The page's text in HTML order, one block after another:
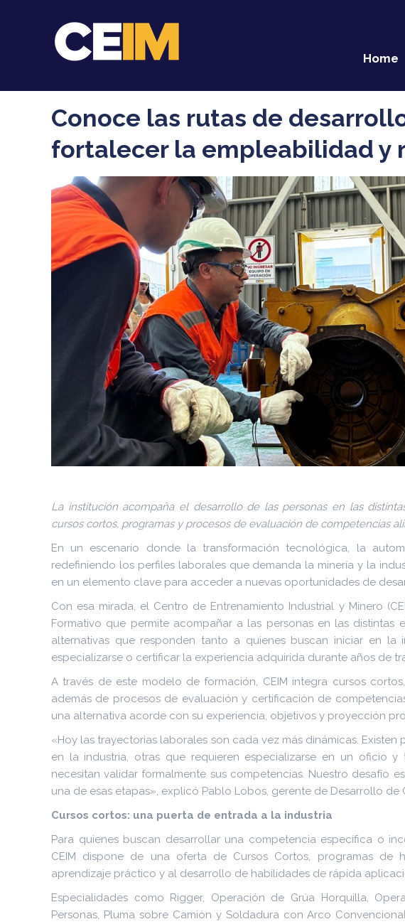
Home
Conoce las rutas de
fortalecer la empleabilidad y
La institución acompaña el desarrollo de las personas en las
cursos cortos, programas y procesos de evaluación de competencias
En un escenario donde la transformación tecnológica, la
redefiniendo los perfiles laborales que demanda la minería y la
en un elemento clave para acceder a nuevas oportunidades de
Con esa mirada, el Centro de Entrenamiento Industrial y Minero
Formativo que permite acompañar a las personas en las
alternativas que responden tanto a quienes buscan iniciar en la
especializarse o certificar la experiencia adquirida durante años de
A través de este modelo de formación, CEIM integra cursos
además de procesos de evaluación y certificación de
una alternativa acorde con su experiencia, objetivos y proyección
«Hoy las trayectorias laborales son cada vez más dinámicas.
en la industria, otras que requieren especializarse en un oficio
necesitan validar formalmente sus competencias. Nuestro desafío
una de esas etapas», explicó Pablo Lobos, gerente de Desarrollo de
Cursos cortos: una puerta de entrada a la industria
Para quienes buscan desarrollar una competencia específica o
CEIM dispone de una oferta de Cursos Cortos, programas de
aprendizaje práctico y al desarrollo de habilidades de rápida
Especialidades como Rigger, Operación de Grúa Horquilla,
Personas, Pluma sobre Camión y Soldadura con Arco